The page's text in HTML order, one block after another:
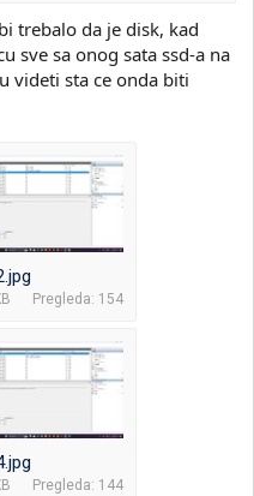
trebalo da je disk, kad
sve sa onog sata ssd-a na
videti sta ce onda biti
Pregleda: 154
Pregleda: 144